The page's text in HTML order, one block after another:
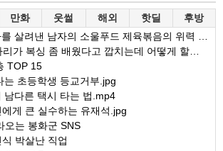
만화 웃썰 해외 핫딜 후방
살려낸 남자의 소울푸드 제육볶음의 위력 ㅋㅋ
가 복싱 좀 배웠다고 깝치는데 어떻게 할까요?
TOP 15
는 초등학생 등교거부.jpg
남다른 택시 타는 법.mp4
게 큰 실수하는 유재석.jpg
오는 봉화군 SNS
박살난 직업